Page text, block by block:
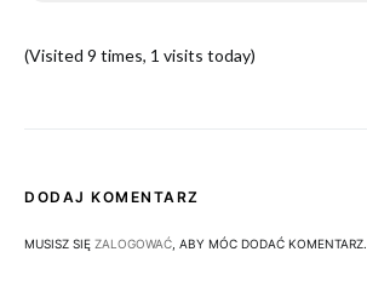
(Visited 9 times, 1 visits today)
DODAJ KOMENTARZ
MUSISZ SIĘ ZALOGOWAĆ , ABY MÓC DODAĆ KOMENTARZ.